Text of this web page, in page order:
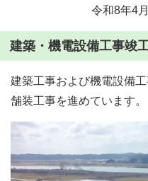
令和8年4
建築・機電設備工事竣
建築工事および機電設備
舗装工事を進めています。